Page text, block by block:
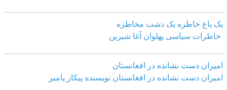
یک باغ خاطره یک دشت مخاطره
خاطرات سیاسی پهلوان آغا شیرین
امیران دست نشانده در افغانستان
امیران دست نشانده در افغانستان نویسنده پیکار پامیر